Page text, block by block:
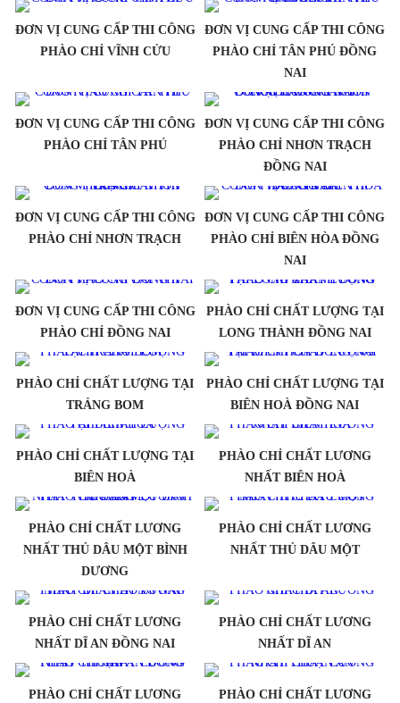
ĐƠN VỊ CUNG CẤP THI CÔNG
PHÀO CHỈ VĨNH CỬU
ĐƠN VỊ CUNG CẤP THI CÔNG
PHÀO CHỈ TÂN PHÚ ĐỒNG
NAI
ĐƠN VỊ CUNG CẤP THI CÔNG
PHÀO CHỈ TÂN PHÚ
ĐƠN VỊ CUNG CẤP THI CÔNG
PHÀO CHỈ NHƠN TRẠCH
ĐỒNG NAI
ĐƠN VỊ CUNG CẤP THI CÔNG
PHÀO CHỈ NHƠN TRẠCH
ĐƠN VỊ CUNG CẤP THI CÔNG
PHÀO CHỈ BIÊN HÒA ĐỒNG
NAI
ĐƠN VỊ CUNG CẤP THI CÔNG
PHÀO CHỈ ĐỒNG NAI
PHÀO CHỈ CHẤT LƯỢNG TẠI
LONG THÀNH ĐỒNG NAI
PHÀO CHỈ CHẤT LƯỢNG TẠI
TRẢNG BOM
PHÀO CHỈ CHẤT LƯỢNG TẠI
BIÊN HOÀ ĐỒNG NAI
PHÀO CHỈ CHẤT LƯỢNG TẠI
BIÊN HOÀ
PHÀO CHỈ CHẤT LƯƠNG
NHẤT BIÊN HOÀ
PHÀO CHỈ CHẤT LƯƠNG
NHẤT THỦ DÂU MỘT BÌNH
DƯƠNG
PHÀO CHỈ CHẤT LƯƠNG
NHẤT THỦ DÂU MỘT
PHÀO CHỈ CHẤT LƯƠNG
NHẤT DĨ AN ĐỒNG NAI
PHÀO CHỈ CHẤT LƯƠNG
NHẤT DĨ AN
PHÀO CHỈ CHẤT LƯƠNG
PHÀO CHỈ CHẤT LƯƠNG